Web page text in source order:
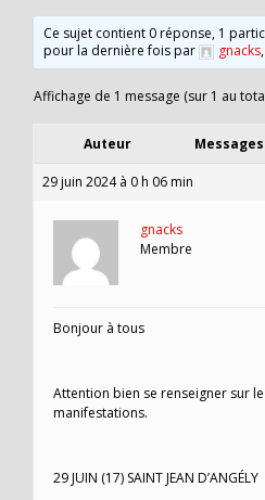
Ce sujet contient 0 réponse, 1
pour la dernière fois par
gnacks
Affichage de 1 message (sur 1 au
Auteur Messages
29 juin 2024 à 0 h 06 min
gnacks
Membre
Bonjour à tous
Attention bien se renseigner sur
manifestations.
29 JUIN (17) SAINT JEAN D’ANGÉLY